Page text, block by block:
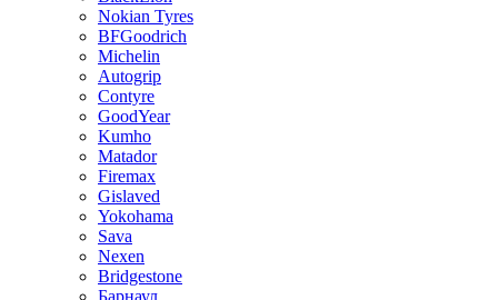
Nokian Tyres
BFGoodrich
Michelin
Autogrip
Contyre
GoodYear
Kumho
Matador
Firemax
Gislaved
Yokohama
Sava
Nexen
Bridgestone
Барнаул